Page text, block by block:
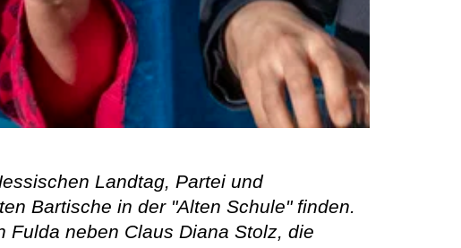
Landtag, Partei und
Bartische in der "Alten Schule" finden.
neben Claus Diana Stolz, die